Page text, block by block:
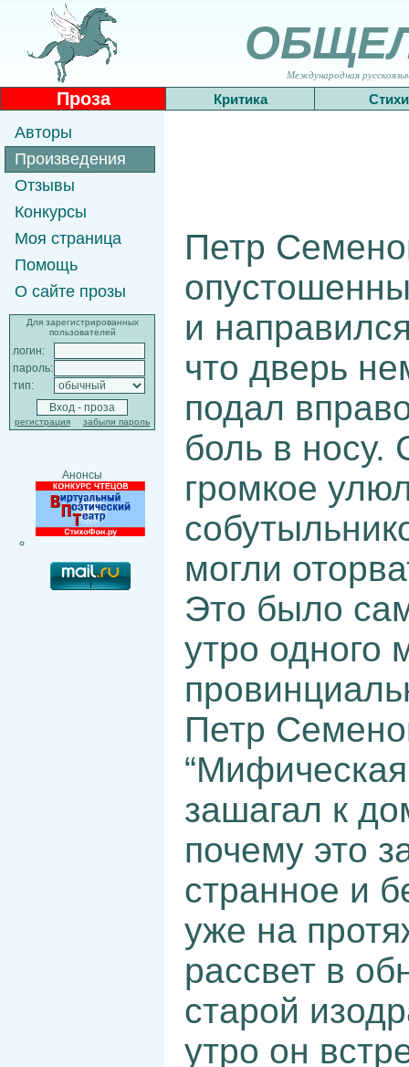
Международная
Проза Критика Стихи
Авторы
Произведения
Отзывы
Конкурсы
Моя страница
Помощь
О сайте прозы
Для зарегистрированных
пользователей
логин:
пароль:
тип:
регистрация забыли пароль
Анонсы
Петр
и
что дверь
подал
боль в
громкое
могли
Это было
утро одного
Петр
зашагал к
почему это
странное и
уже на
рассвет в
старой
утро он